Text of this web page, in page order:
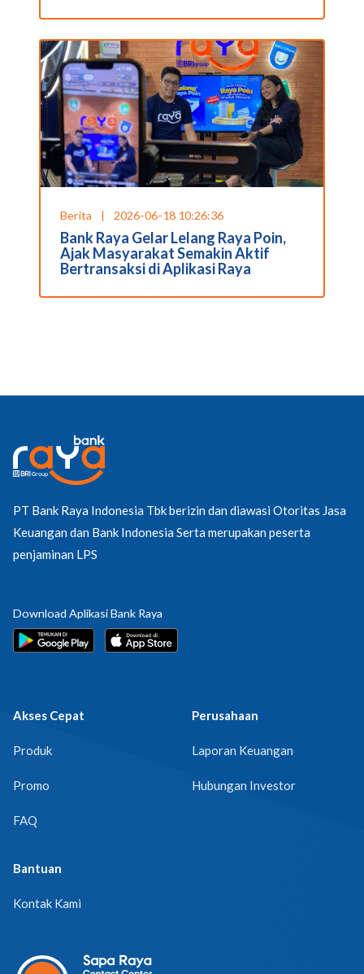
Berita | 2026-06-18 10:26:36
Bank Raya Gelar Lelang Raya Poin,
Ajak Masyarakat Semakin Aktif
Bertransaksi di Aplikasi Raya
PT Bank Raya Indonesia Tbk berizin dan diawasi Otoritas Jasa
Keuangan dan Bank Indonesia Serta merupakan peserta
penjaminan LPS
Download Aplikasi Bank Raya
Akses Cepat
Produk
Promo
FAQ
Perusahaan
Laporan Keuangan
Hubungan Investor
Bantuan
Kontak Kami